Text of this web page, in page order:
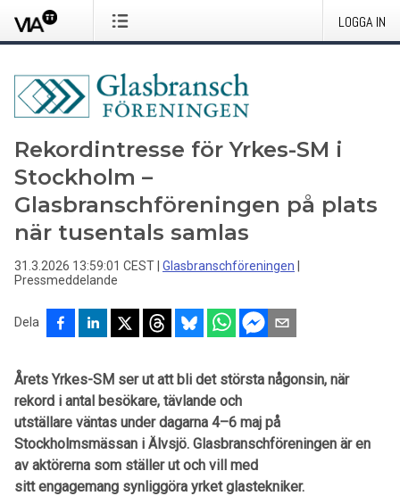
LOGGA IN
Rekordintresse för Yrkes-SM i
Stockholm –
Glasbranschföreningen på plats
när tusentals samlas
31.3.2026 13:59:01 CEST Glasbranschföreningen
Pressmeddelande
Dela
Årets Yrkes-SM ser ut att bli det största någonsin, när
rekord i antal besökare, tävlande och
utställare väntas under dagarna 4–6 maj på
Stockholmsmässan i Älvsjö. Glasbranschföreningen är en
av aktörerna som ställer ut och vill med
sitt engagemang synliggöra yrket glastekniker.